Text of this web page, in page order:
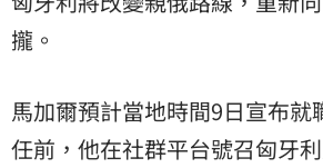
攏。
馬加爾預計當地時間9日宣布就
任前，他在社群平台號召匈牙